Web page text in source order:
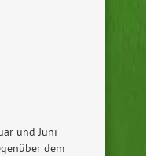
und Juni
dem